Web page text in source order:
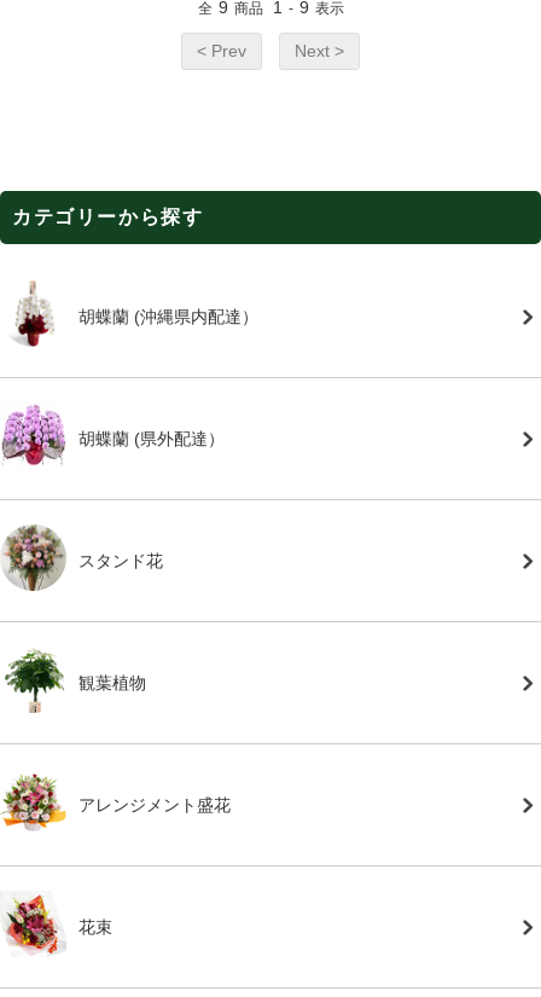
全 9 商品 1 - 9 表示
< Prev Next >
カテゴリーから探す
胡蝶蘭 (沖縄県内配達）
胡蝶蘭 (県外配達）
スタンド花
観葉植物
アレンジメント盛花
花束